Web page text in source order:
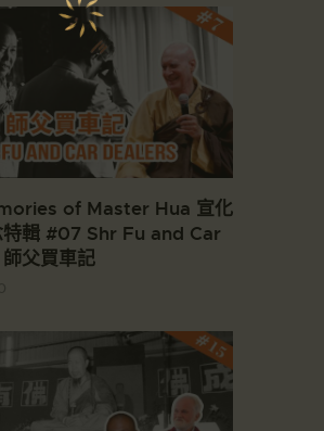
of Master Hua 宣化
特輯 #07 Shr Fu and Car
父買車記